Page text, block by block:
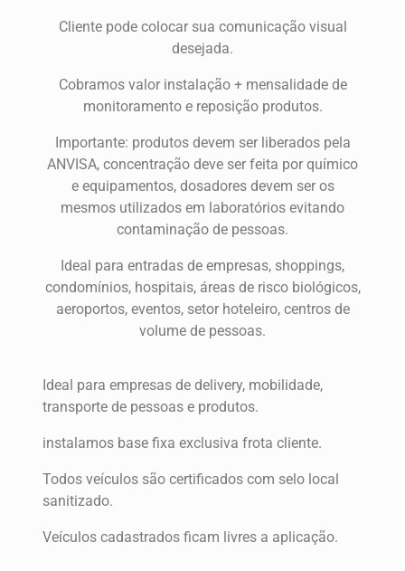
Cliente pode colocar sua comunicação visual
desejada.
Cobramos valor instalação + mensalidade de
monitoramento e reposição produtos.
Importante: produtos devem ser liberados pela
ANVISA, concentração deve ser feita por químico
e equipamentos, dosadores devem ser os
mesmos utilizados em laboratórios evitando
contaminação de pessoas.
Ideal para entradas de empresas, shoppings,
condomínios, hospitais, áreas de risco biológicos,
aeroportos, eventos, setor hoteleiro, centros de
volume de pessoas.
Ideal para empresas de delivery, mobilidade,
transporte de pessoas e produtos.
instalamos base fixa exclusiva frota cliente.
Todos veículos são certificados com selo local
sanitizado.
Veículos cadastrados ficam livres a aplicação.